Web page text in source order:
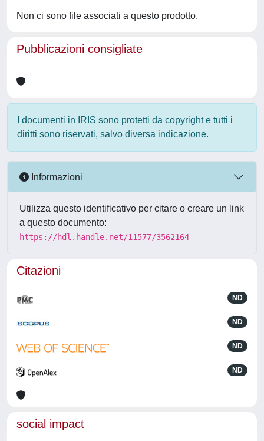
Non ci sono file associati a questo prodotto.
Pubblicazioni consigliate
I documenti in IRIS sono protetti da copyright e tutti i
diritti sono riservati, salvo diversa indicazione.
Informazioni
Utilizza questo identificativo per citare o creare un link
a questo documento:
https://hdl.handle.net/11577/3562164
Citazioni
ND
ND
ND
ND
social impact